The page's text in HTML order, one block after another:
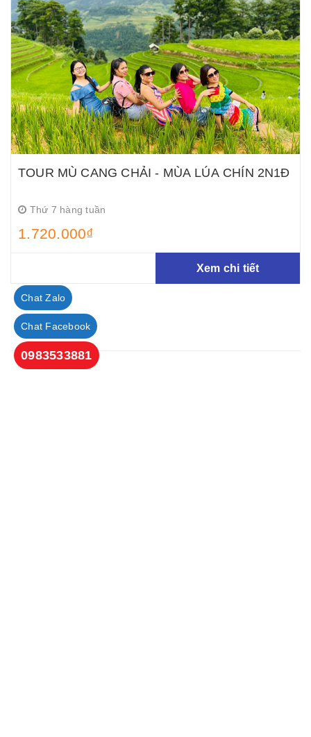
TOUR MÙ CANG CHẢI - MÙA LÚA CHÍN 2N1Đ
Thứ 7 hàng tuần
1.720.000₫
Xem chi tiết
Chat Zalo
Chat Facebook
0983533881